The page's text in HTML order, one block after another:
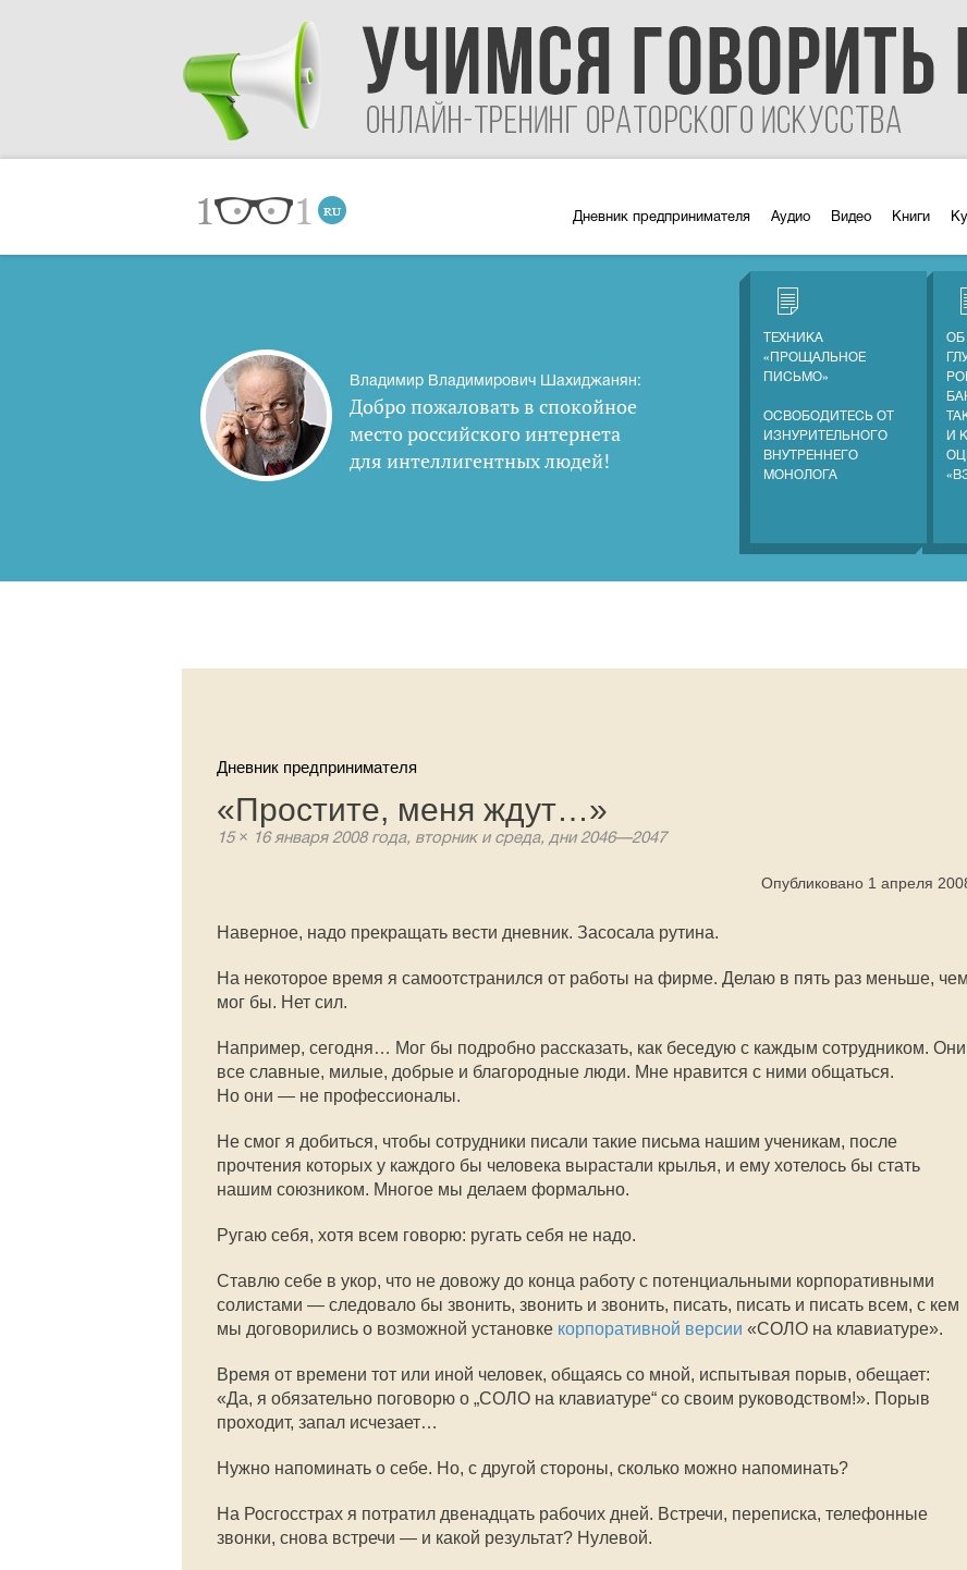
Дневник предпринимателя Аудио Видео Книги
Владимир Владимирович Шахиджанян:
Добро пожаловать в спокойное
место российского интернета
для интеллигентных людей!
ТЕХНИКА
«ПРОЩАЛЬНОЕ
ПИСЬМО»
ОСВОБОДИТЕСЬ ОТ
ИЗНУРИТЕЛЬНОГО
ВНУТРЕННЕГО
МОНОЛОГА
ОБ
И
Дневник предпринимателя
«Простите, меня ждут…»
15 × 16 января 2008 года, вторник и среда, дни 2046—2047
Опубликовано 1 апреля
Наверное, надо прекращать вести дневник. Засосала рутина.
На некоторое время я самоотстранился от работы на фирме. Делаю в пять раз меньше, чем
мог бы. Нет сил.
Например, сегодня… Мог бы подробно рассказать, как беседую с каждым сотрудником. Они
все славные, милые, добрые и благородные люди. Мне нравится с ними общаться.
Но они — не профессионалы.
Не смог я добиться, чтобы сотрудники писали такие письма нашим ученикам, после
прочтения которых у каждого бы человека вырастали крылья, и ему хотелось бы стать
нашим союзником. Многое мы делаем формально.
Ругаю себя, хотя всем говорю: ругать себя не надо.
Ставлю себе в укор, что не довожу до конца работу с потенциальными корпоративными
солистами — следовало бы звонить, звонить и звонить, писать, писать и писать всем, с кем
мы договорились о возможной установке корпоративной версии «СОЛО на клавиатуре».
Время от времени тот или иной человек, общаясь со мной, испытывая порыв, обещает:
«Да, я обязательно поговорю о „СОЛО на клавиатуре“ со своим руководством!». Порыв
проходит, запал исчезает…
Нужно напоминать о себе. Но, с другой стороны, сколько можно напоминать?
На Росгосстрах я потратил двенадцать рабочих дней. Встречи, переписка, телефонные
звонки, снова встречи — и какой результат? Нулевой.